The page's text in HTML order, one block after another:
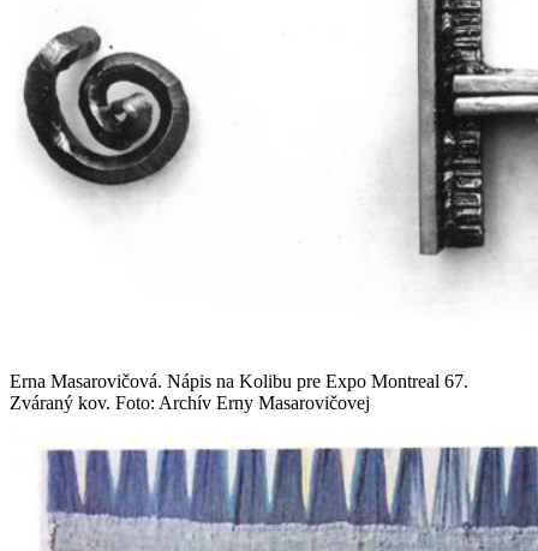
Erna Masarovičová. Nápis na Kolibu pre Expo Montreal 67.
Zváraný kov. Foto: Archív Erny Masarovičovej